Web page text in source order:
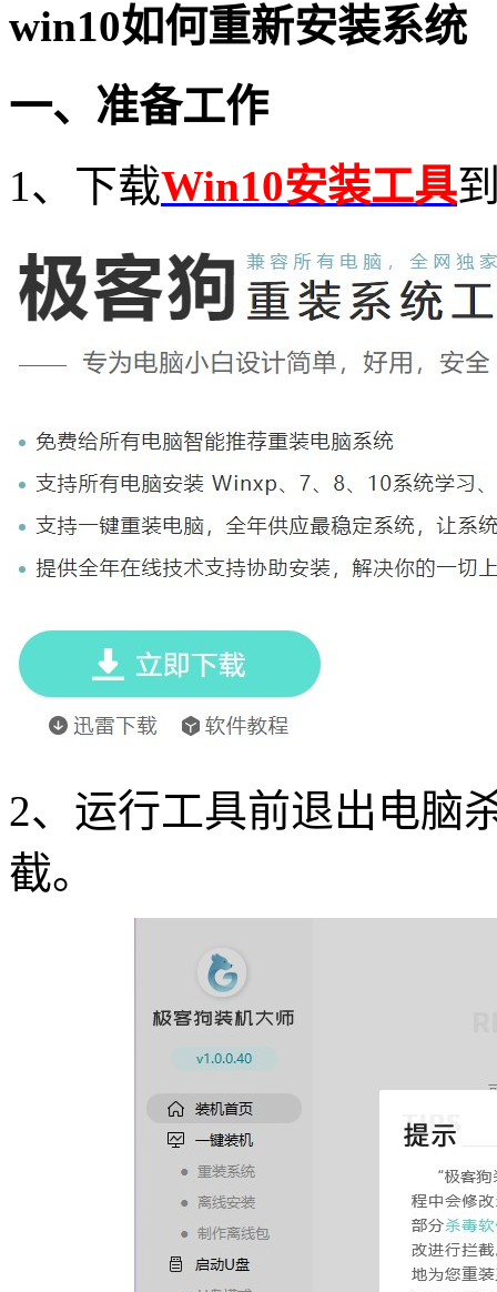
win10如何重新安装系统
一、准备工作
1、下载Win10安装工具
2、运行工具前退出电脑
截。